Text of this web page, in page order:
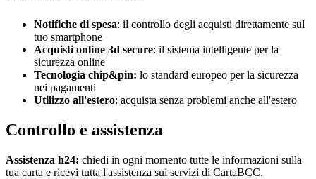
Notifiche di spesa: il controllo degli acquisti direttamente sul
tuo smartphone
Acquisti online 3d secure: il sistema intelligente per la
sicurezza online
Tecnologia chip&pin: lo standard europeo per la sicurezza
nei pagamenti
Utilizzo all'estero: acquista senza problemi anche all'estero
Controllo e assistenza
Assistenza h24: chiedi in ogni momento tutte le informazioni sulla
tua carta e ricevi tutta l'assistenza sui servizi di CartaBCC.